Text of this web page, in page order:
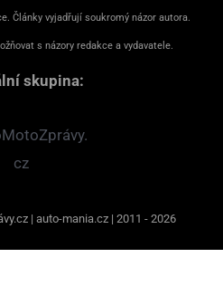
Články vyjadřují soukromý názor autora.
s názory redakce a vydavatele.
skupina:
| auto-mania.cz | 2011 - 2026